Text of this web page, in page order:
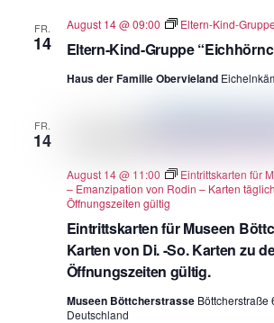
FR.
14 Eltern-Kind-Gruppe
August 14 @ 09:00 Eltern-Kind-
Haus der Familie Obervieland
FR.
14
Eintrittskarten für Museen
Karten von Di. -So. Karten zu
Öffnungszeiten gültig.
August 14 @ 11:00
Eintrittskarten für
– Emanzipation von Rodin – Karten
Öffnungszeiten gültig
Museen Böttcherstrasse Böttcherstraße
Deutschland